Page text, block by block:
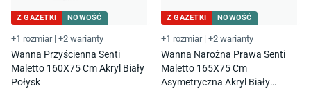
Z GAZETKI NOWOŚĆ
+1 rozmiar | +2 warianty
Wanna Przyścienna Senti
Maletto 160X75 Cm Akryl Biały
Połysk
Z GAZETKI NOWOŚĆ
+1 rozmiar | +2 warianty
Wanna Narożna Prawa Senti
Maletto 165X75 Cm
Asymetryczna Akryl Biały